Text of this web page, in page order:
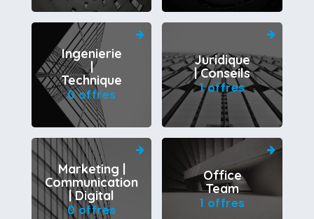
Ingenierie
|
Technique
0 offres
Juridique
| Conseils
1 offres
Marketing |
Communication
| Digital
0 offres
Office
Team
1 offres